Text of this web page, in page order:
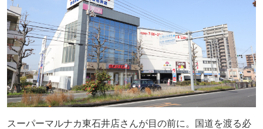
スーパーマルナカ東石井店さんが目の前に。国道を渡る必